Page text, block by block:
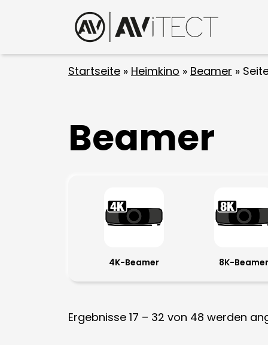
Startseite » Heimkino » Beamer »
Beamer
4K-Beamer 8K-Beamer
Ergebnisse 17 – 32 von 48 werden